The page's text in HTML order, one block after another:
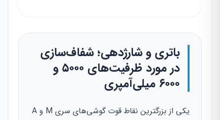
باتری و شارژدهی؛ شفاف‌سازی
در مورد ظرفیت‌های ۵۰۰۰ و
۶۰۰۰ میلی‌آمپری
یکی از بزرگترین نقاط قوت گوشی‌های سری M و A